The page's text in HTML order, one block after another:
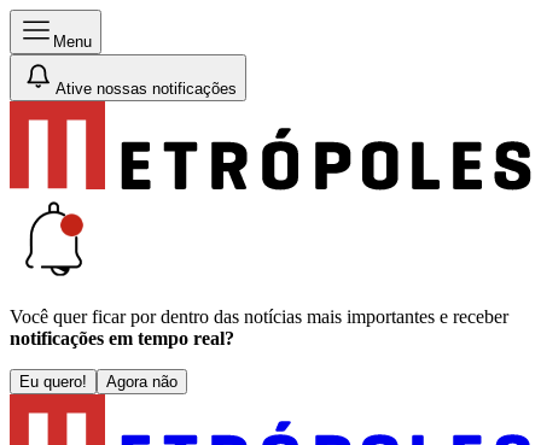
Menu
Ative nossas notificações
Você quer ficar por dentro das notícias mais importantes e receber
notificações em tempo real?
Eu quero! Agora não